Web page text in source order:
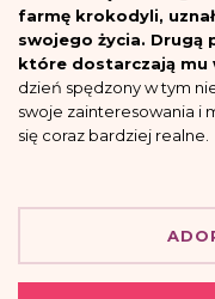
farmę krokodyli,
swojego życia. Drugą
które dostarczają mu
dzień spędzony w tym
swoje zainteresowania i
się coraz bardziej realne.